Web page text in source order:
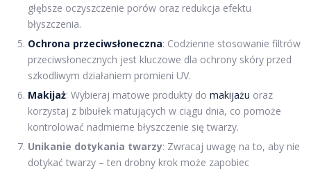
głębsze oczyszczenie porów oraz redukcja efektu
błyszczenia.
Ochrona przeciwsłoneczna: Codzienne stosowanie filtrów
przeciwsłonecznych jest kluczowe dla ochrony skóry przed
szkodliwym działaniem promieni UV.
Makijaż: Wybieraj matowe produkty do makijażu oraz
korzystaj z bibułek matujących w ciągu dnia, co pomoże
kontrolować nadmierne błyszczenie się twarzy.
Unikanie dotykania twarzy: Zwracaj uwagę na to, aby nie
dotykać twarzy – ten drobny krok może zapobiec